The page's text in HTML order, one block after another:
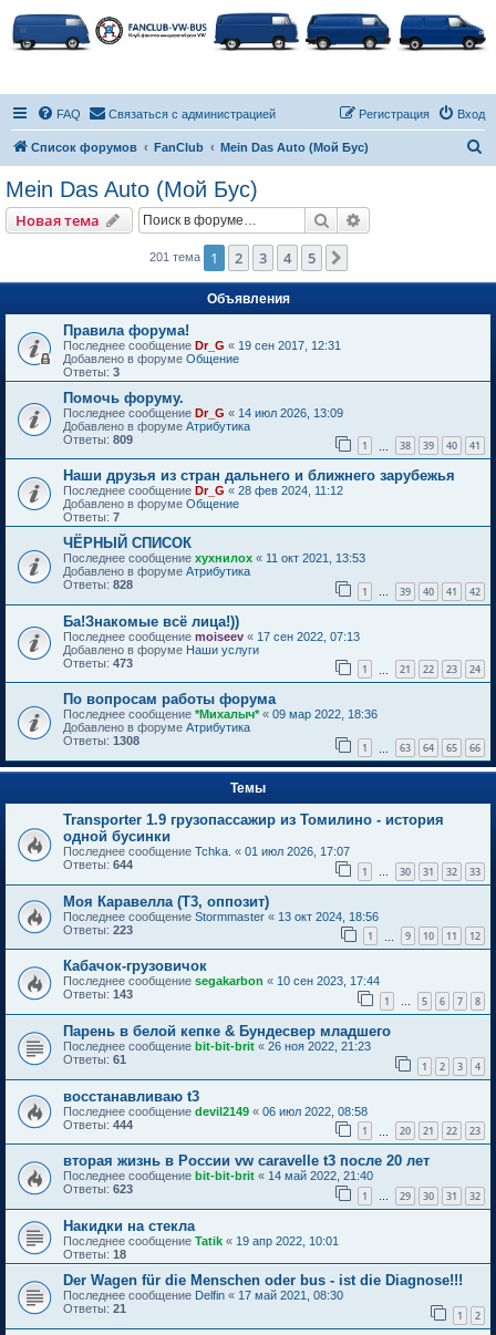
FAQ Связаться с администрацией Вход
Регистрация
Список форумов FanClub Mein Das Auto (Мой Бус)
Mein Das Auto (Мой Бус)
Новая тема Поиск
201 тема 1 2 3 4 5
Объявления
Правила форума!
Последнее сообщение Dr_G « 19 сен 2017, 12:31
Добавлено в форуме Общение
Ответы: 3
Помочь форуму.
Последнее сообщение Dr_G « 14 июл 2026, 13:09
Добавлено в форуме Атрибутика
Ответы: 809 1 38 39 40 41
Наши друзья из стран дальнего и ближнего зарубежья
Последнее сообщение Dr_G « 28 фев 2024, 11:12
Добавлено в форуме Общение
Ответы: 7
ЧЁРНЫЙ СПИСОК
Последнее сообщение хухнилох « 11 окт 2021, 13:53
Добавлено в форуме Атрибутика
Ответы: 828 1 … 39 40 41 42
Ба!Знакомые всё лица!))
Последнее сообщение moiseev « 17 сен 2022, 07:13
Добавлено в форуме Наши услуги
Ответы: 473 1 21 22 23 24
По вопросам работы форума
Последнее сообщение *Михалыч*« 09 мар 2022, 18:36
Добавлено в форуме Атрибутика
Ответы: 1308 1 63 64 65 66
Темы
Transporter 1.9 грузопассажир из Томилино - история
одной бусинки
Последнее сообщение Tchka. « 01 июл 2026, 17:07
Ответы: 644 1 … 30 31 32 33
Моя Каравелла (T3, оппозит)
Последнее сообщение Stormmaster « 13 окт 2024, 18:56
Ответы: 223 1 9 10 11 12
Кабачок-грузовичок
Последнее сообщение segakarbon « 10 сен 2023, 17:44
Ответы: 143 1 … 5 6 7 8
Парень в белой кепке & Бундесвер младшего
Последнее сообщение bit-bit-brit « 26 ноя 2022, 21:23
Ответы: 61 1 2 3 4
восстанавливаю t3
Последнее сообщение devil2149 « 06 июл 2022, 08:58
Ответы: 444 1 20 21 22 23
вторая жизнь в России vw caravelle t3 после 20 лет
Последнее сообщение bit-bit-brit « 14 май 2022, 21:40
Ответы: 623 1 … 29 30 31 32
Накидки на стекла
Последнее сообщение Tatik « 19 апр 2022, 10:01
Ответы: 18
Der Wagen für die Menschen oder bus - ist die Diagnose!!!
Последнее сообщение Delfin « 17 май 2021, 08:30
Ответы: 21 1 2